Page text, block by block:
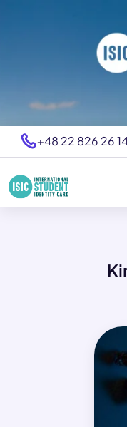
+48 22 826 26